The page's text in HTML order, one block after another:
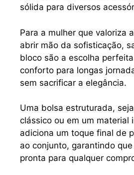
sólida para diversos
Para a mulher que valoriza
abrir mão da sofisticação,
bloco são a escolha
conforto para longas
sem sacrificar a elegância.
Uma bolsa estruturada,
clássico ou em um material
adiciona um toque final de
ao conjunto, garantindo
pronta para qualquer